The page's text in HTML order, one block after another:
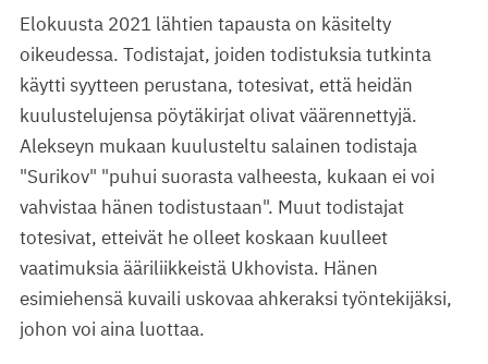
Elokuusta 2021 lähtien tapausta on käsitelty
oikeudessa. Todistajat, joiden todistuksia tutkinta
käytti syytteen perustana, totesivat, että heidän
kuulustelujensa pöytäkirjat olivat väärennettyjä.
Alekseyn mukaan kuulusteltu salainen todistaja
"Surikov" "puhui suorasta valheesta, kukaan ei voi
vahvistaa hänen todistustaan". Muut todistajat
totesivat, etteivät he olleet koskaan kuulleet
vaatimuksia ääriliikkeistä Ukhovista. Hänen
esimiehensä kuvaili uskovaa ahkeraksi työntekijäksi,
johon voi aina luottaa.